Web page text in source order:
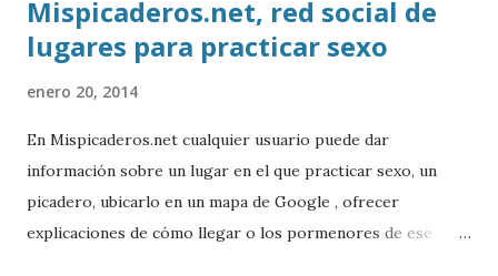
Mispicaderos.net, red social de
lugares para practicar sexo
enero 20, 2014
En Mispicaderos.net cualquier usuario puede dar
información sobre un lugar en el que practicar sexo, un
picadero, ubicarlo en un mapa de Google , ofrecer
explicaciones de cómo llegar o los pormenores de ese